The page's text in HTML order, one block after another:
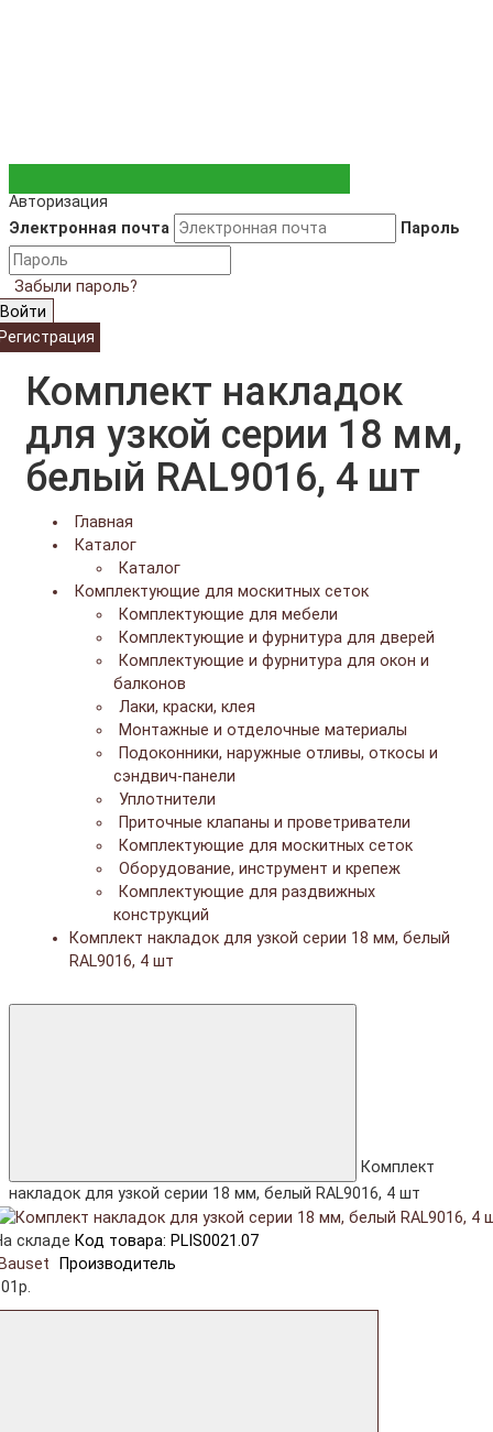
Авторизация
Электронная почта
Пароль
Забыли пароль?
Войти
Комплект накладок
для узкой серии 18 мм,
белый RAL9016, 4 шт
Главная
Каталог
Каталог
Комплектующие для москитных сеток
Комплектующие для мебели
Комплектующие и фурнитура для дверей
Комплектующие и фурнитура для окон и
балконов
Лаки, краски, клея
Монтажные и отделочные материалы
Подоконники, наружные отливы, откосы и
сэндвич-панели
Уплотнители
Приточные клапаны и проветриватели
Комплектующие для москитных сеток
Оборудование, инструмент и крепеж
Комплектующие для раздвижных
конструкций
Комплект накладок для узкой серии 18 мм, белый
RAL9016, 4 шт
Комплект
накладок для узкой серии 18 мм, белый RAL9016, 4 шт
складе Код товара: PLIS0021.07
Производитель